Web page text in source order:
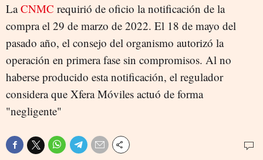
LaCNMC requirió de oficio la notificación de la
compra el 29 de marzo de 2022. El 18 de mayo del
pasado año, el consejo del organismo autorizó la
operación en primera fase sin compromisos. Al no
haberse producido esta notificación, el regulador
considera que Xfera Móviles actuó de forma
"negligente"